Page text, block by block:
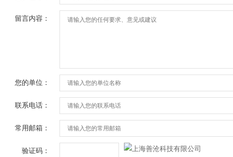
留言内容：
您的单位：
联系电话：
常用邮箱：
验证码：